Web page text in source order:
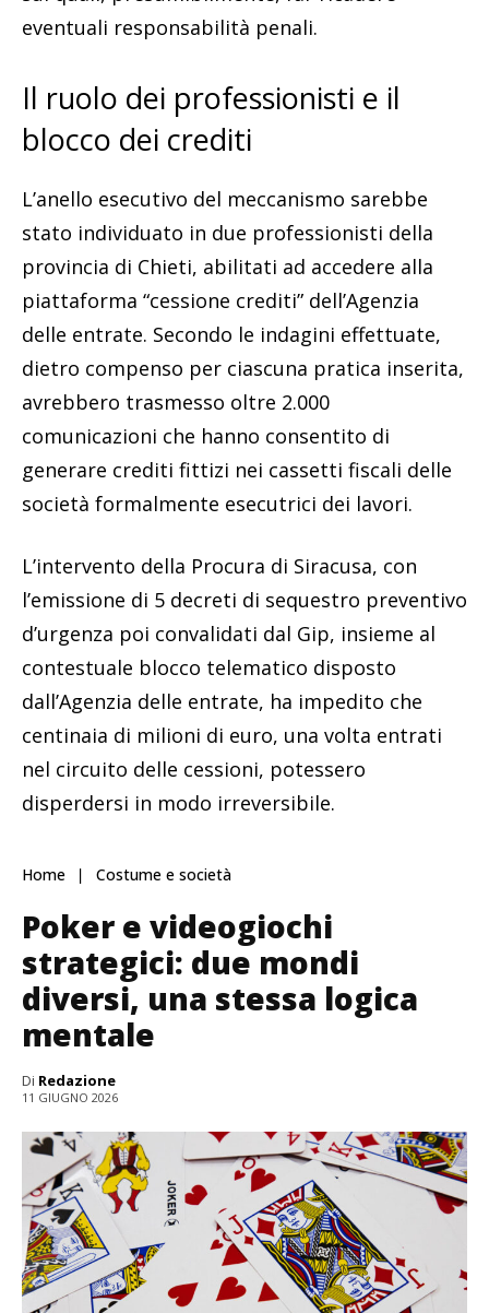
eventuali responsabilità penali.
Il ruolo dei professionisti e il
blocco dei crediti
L’anello esecutivo del meccanismo sarebbe
stato individuato in due professionisti della
provincia di Chieti, abilitati ad accedere alla
piattaforma “cessione crediti” dell’Agenzia
delle entrate. Secondo le indagini effettuate,
dietro compenso per ciascuna pratica inserita,
avrebbero trasmesso oltre 2.000
comunicazioni che hanno consentito di
generare crediti fittizi nei cassetti fiscali delle
società formalmente esecutrici dei lavori.
L’intervento della Procura di Siracusa, con
l’emissione di 5 decreti di sequestro preventivo
d’urgenza poi convalidati dal Gip, insieme al
contestuale blocco telematico disposto
dall’Agenzia delle entrate, ha impedito che
centinaia di milioni di euro, una volta entrati
nel circuito delle cessioni, potessero
disperdersi in modo irreversibile.
Home Costume e società
Poker e videogiochi
strategici: due mondi
diversi, una stessa logica
mentale
Di Redazione
11 GIUGNO 2026